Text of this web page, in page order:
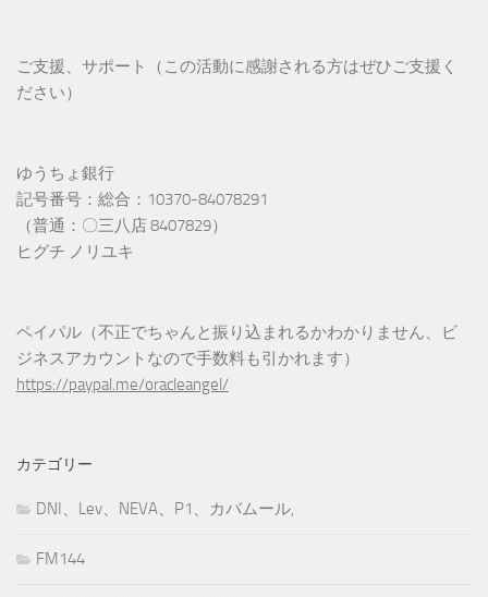
ご支援、サポート（この活動に感謝される方はぜひご支援く
ださい）
ゆうちょ銀行
記号番号：総合：10370-84078291
（普通：〇三八店 8407829）
ヒグチ ノリユキ
ペイパル（不正でちゃんと振り込まれるかわかりません、ビ
ジネスアカウントなので手数料も引かれます）
https://paypal.me/oracleangel/
カテゴリー
DNI、Lev、NEVA、P1、カバムール,
FM144